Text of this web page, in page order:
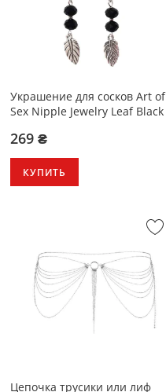
Украшение для сосков Art of
Sex Nipple Jewelry Leaf Black
269 ₴
КУПИТЬ
Цепочка трусики или лиф